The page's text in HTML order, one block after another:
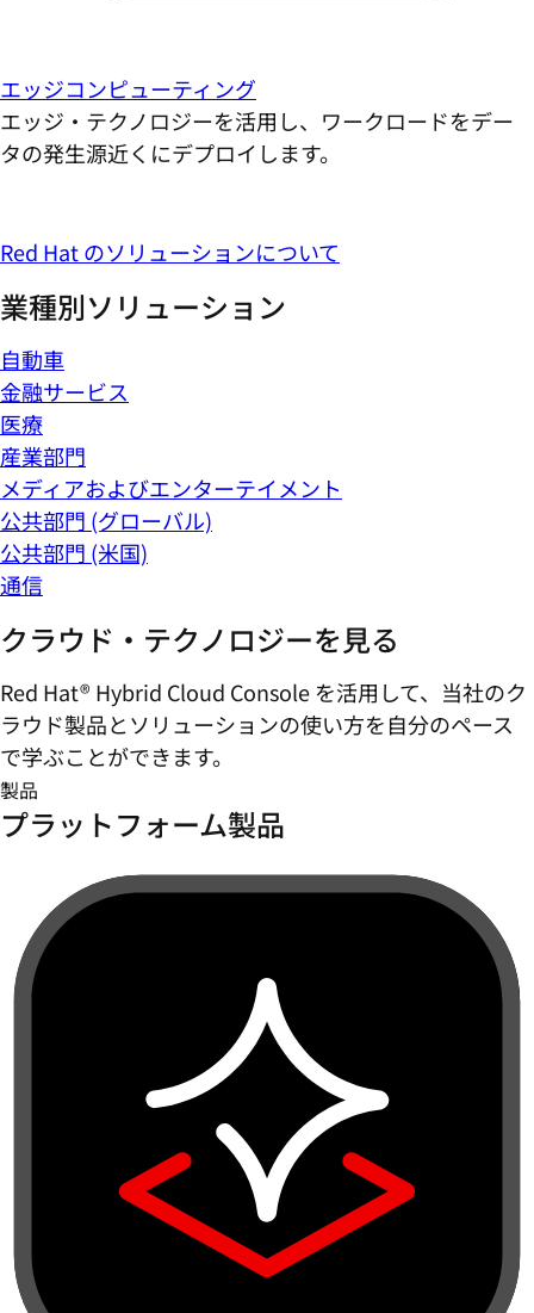
エッジコンピューティング
エッジ・テクノロジーを活用し、ワークロードをデー
タの発生源近くにデプロイします。
Red Hat のソリューションについて
業種別ソリューション
自動車
金融サービス
医療
産業部門
メディアおよびエンターテイメント
公共部門 (グローバル)
公共部門 (米国)
通信
クラウド・テクノロジーを見る
Red Hat® Hybrid Cloud Console を活用して、当社のク
ラウド製品とソリューションの使い方を自分のペース
で学ぶことができます。
製品
プラットフォーム製品